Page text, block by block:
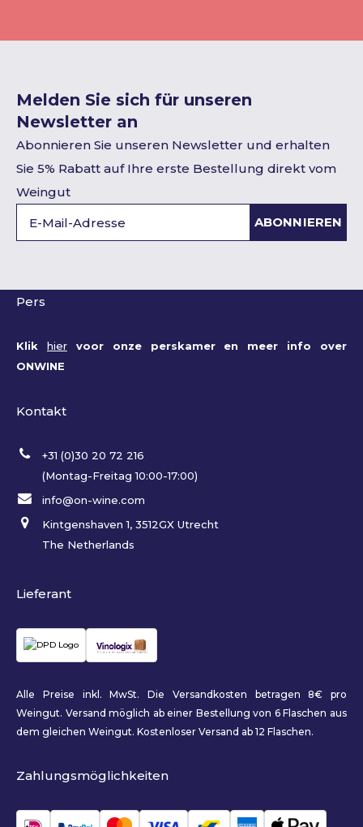
Melden Sie sich für unseren
Newsletter an
Abonnieren Sie unseren Newsletter und erhalten
Sie 5% Rabatt auf Ihre erste Bestellung direkt vom
Weingut
ABONNIEREN
Pers
Klik hiervoor onze perskamer en meer info over
ONWINE
Kontakt
+31 (0)30 20 72 216
(Montag-Freitag 10:00-17:00)
info@on-wine.com
Kintgenshaven 1, 3512GX Utrecht
The Netherlands
Lieferant
Alle Preise inkl. MwSt. Die Versandkosten betragen 8€ pro
Weingut. Versand möglich ab einer Bestellung von 6 Flaschen aus
dem gleichen Weingut. Kostenloser Versand ab 12 Flaschen.
Zahlungsmöglichkeiten